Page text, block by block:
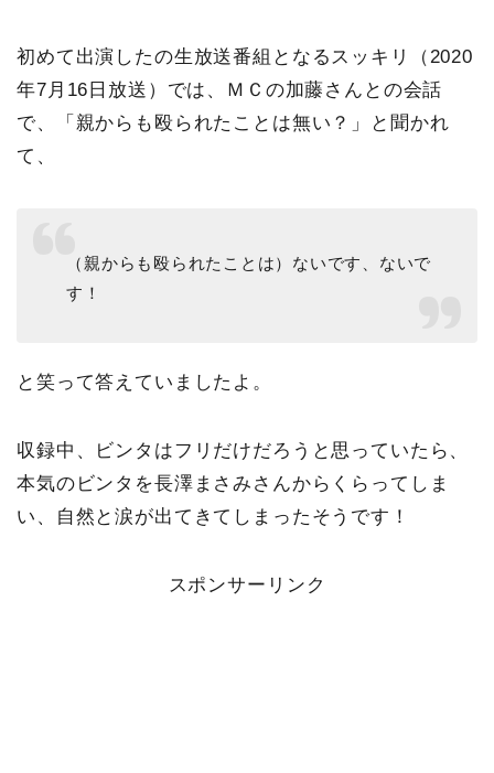
初めて出演したの生放送番組となるスッキリ（2020
年7月16日放送）では、ＭＣの加藤さんとの会話
で、「親からも殴られたことは無い？」と聞かれ
て、
（親からも殴られたことは）ないです、ないで
す！
と笑って答えていましたよ。
収録中、ビンタはフリだけだろうと思っていたら、
本気のビンタを長澤まさみさんからくらってしま
い、自然と涙が出てきてしまったそうです！
スポンサーリンク